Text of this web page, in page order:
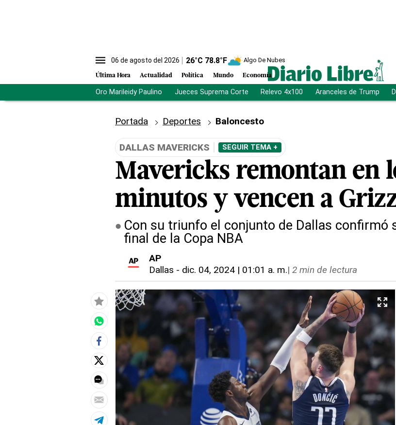
06 de agosto del 2026 26°C 78.8°F Algo De Nubes
Última Hora Actualidad Política Mundo Economía
Oro Marileidy Paulino Jueces Suprema Corte Relevo 4x100 Aranceles de Trump
Portada Deportes Baloncesto
DALLAS MAVERICKS SEGUIR TEMA +
Mavericks remontan en
minutos y vencen a
Con su triunfo el conjunto de Dallas confirmó
final de la Copa NBA
AP
Dallas - dic. 04, 2024 | 01:01 a. m.| 2 min de lectura